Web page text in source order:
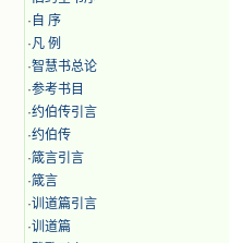
· 自 序
·凡 例
·智慧书总论
·参考书目
·约伯传引言
·约伯传
·箴言引言
·箴言
·训道篇引言
·训道篇